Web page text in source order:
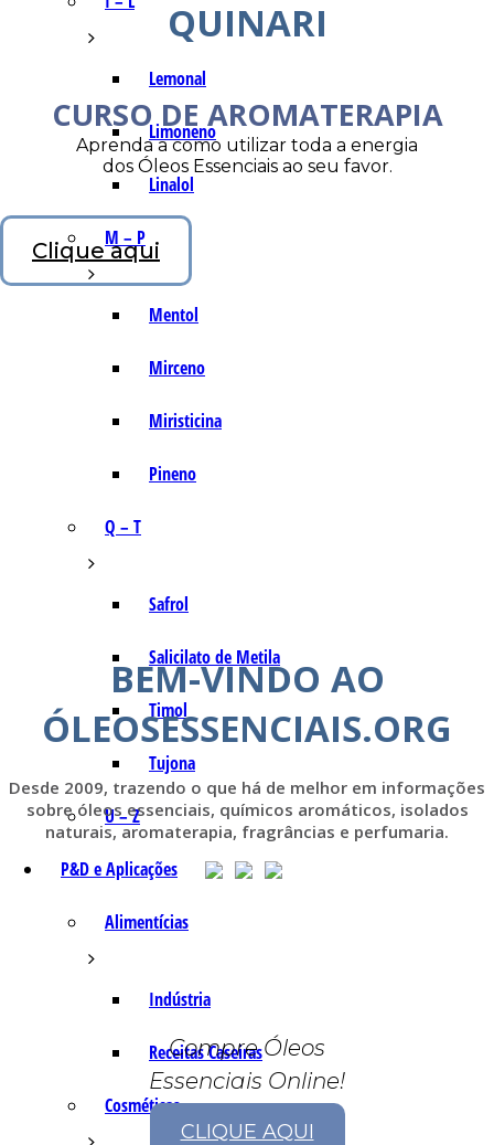
Lemonal
Limoneno
Linalol
M – P
Mentol
Mirceno
Miristicina
Pineno
Q – T
Safrol
Salicilato de Metila
Timol
Tujona
U – Z
P&D e Aplicações
Alimentícias
Indústria
Receitas Caseiras
Cosméticas
QUINARI
CURSO DE AROMATERAPIA
Aprenda a como utilizar toda a energia
dos Óleos Essenciais ao seu favor.
Clique aqui
BEM-VINDO AO
ÓLEOSESSENCIAIS.ORG
Desde 2009, trazendo o que há de melhor em informações
sobre óleos essenciais, químicos aromáticos, isolados
naturais, aromaterapia, fragrâncias e perfumaria.
Compre Óleos
Essenciais Online!
CLIQUE AQUI